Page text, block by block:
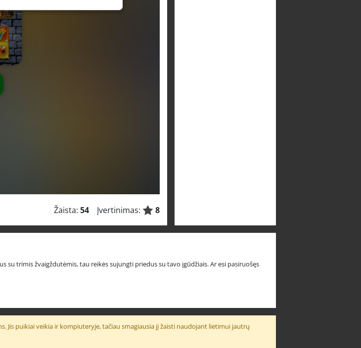
Žaista: 54 Įvertinimas: 8
su trimis žvaigždutėmis, tau reikės sujungti priedus su tavo įgūdžiais. Ar esi pasiruošęs
Jis puikiai veikia ir kompiuteryje, tačiau smagiausia jį žaisti naudojant lietimui jautrų